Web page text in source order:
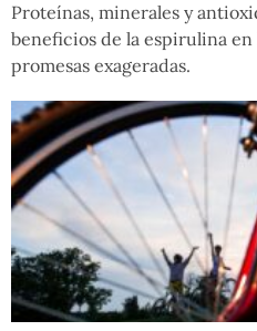
Proteínas, minerales y
beneficios de la espirulina
promesas exageradas.